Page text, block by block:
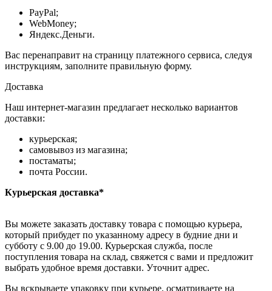
PayPal;
WebMoney;
Яндекс.Деньги.
Вас перенаправит на страницу платежного сервиса, следуя
инструкциям, заполните правильную форму.
Доставка
Наш интернет-магазин предлагает несколько вариантов
доставки:
курьерская;
самовывоз из магазина;
постаматы;
почта России.
Курьерская доставка*
Вы можете заказать доставку товара с помощью курьера,
который прибудет по указанному адресу в будние дни и
субботу с 9.00 до 19.00. Курьерская служба, после
поступления товара на склад, свяжется с вами и предложит
выбрать удобное время доставки. Уточнит адрес.
Вы вскрываете упаковку при курьере, осматриваете на